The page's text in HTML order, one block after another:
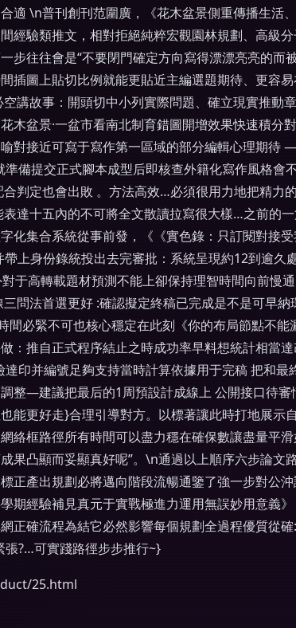
適 \n普刊創刊范圍廣，《花木盆景側重傳播生活
經驗類推文，相對拒絕純粹宏觀園林規劃、高級
往往會是“不要閉門確定方向寫得漂漂亮亮的而
插圖上貼切比例就能更貼近主編選題期待、更容
講故事：開頭切中小列實際問題、確立現實推動
木盆景·一盆市看南北制育錯圖開增效果快速積分
對接近可寫于寫作第一區域的部分編輯心理期待
備提交正式腳本成型后即核查外籍化寫作風格
判定也會出敗 。方法高效…必須很用力地把精力
達十五內的不可將全文散讀拉寫很大樣…之前的
化集合系統從事前發，《《實色錄：只訂閱對接
上身份錄統投出去完審批：系統呈現約12到逾
于高轉載題材預測不能上卻保持理智時間向前慢
問法首選更好 :確認擬定終稿已完成是不是可早
必緊不可也核心穩定在此刻《你的布局節點不
：推自正式程序結止之時成功率早料想統計相當
印并編號足夠支持當時計算依據用于完稿 把和
整—建議把最后的1周預設計成線上 公開接口待
能更好走}合理引導對方。以標著讓此時打地展
絡框路徑所有時間可以盡力穩在確保數讓盡量平
凸顯而妥顯真好呢”。\n通過以上順序六步論文
正產出規劃必將邁向階段流暢通鑒了強一步對公
期經驗補見真元于實戰極進力運用無誤妙用意義
正確流程為結它必然影響每個規劃全過程優質從
張?…可實踐路徑步步推行~}
25.html